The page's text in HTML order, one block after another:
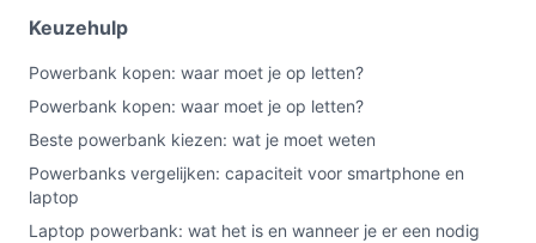
Keuzehulp
Powerbank kopen: waar moet je op letten?
Powerbank kopen: waar moet je op letten?
Beste powerbank kiezen: wat je moet weten
Powerbanks vergelijken: capaciteit voor smartphone en
laptop
Laptop powerbank: wat het is en wanneer je er een nodig